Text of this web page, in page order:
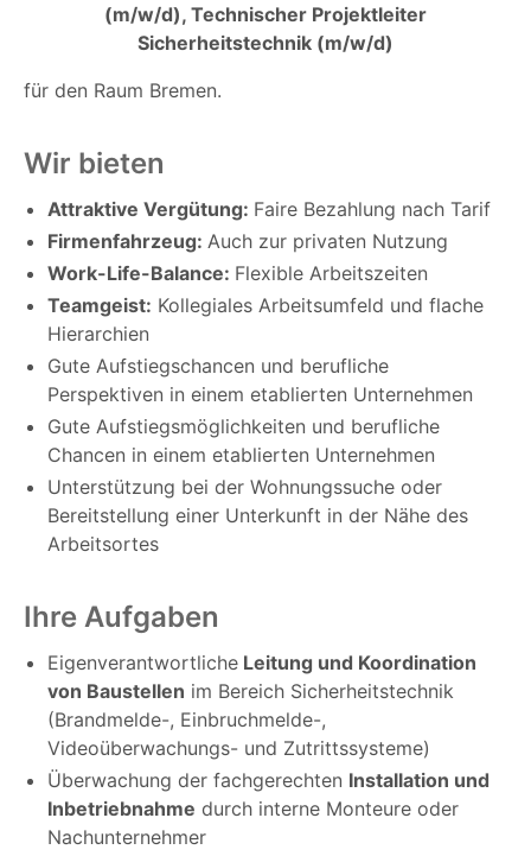
(m/w/d), Technischer Projektleiter
Sicherheitstechnik (m/w/d)
für den Raum Bremen.
Wir bieten
Attraktive Vergütung: Faire Bezahlung nach Tarif
Firmenfahrzeug: Auch zur privaten Nutzung
Work-Life-Balance: Flexible Arbeitszeiten
Teamgeist: Kollegiales Arbeitsumfeld und flache
Hierarchien
Gute Aufstiegschancen und berufliche
Perspektiven in einem etablierten Unternehmen
Gute Aufstiegsmöglichkeiten und berufliche
Chancen in einem etablierten Unternehmen
Unterstützung bei der Wohnungssuche oder
Bereitstellung einer Unterkunft in der Nähe des
Arbeitsortes
Ihre Aufgaben
Eigenverantwortliche Leitung und Koordination
von Baustellen im Bereich Sicherheitstechnik
(Brandmelde-, Einbruchmelde-,
Videoüberwachungs- und Zutrittssysteme)
Überwachung der fachgerechten Installation und
Inbetriebnahme durch interne Monteure oder
Nachunternehmer